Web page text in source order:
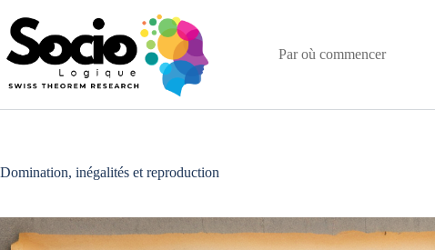
au
contenu
Par où commencer
Domination, inégalités et reproduction